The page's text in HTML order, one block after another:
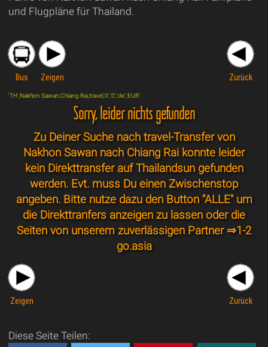
und Flugpläne für Thailand.
Bus Zeigen Zurück
'TH',Nakhon Sawan,Chiang Rai,travel,'0','0','de','EUR'
Sorry, leider nichts gefunden
Zu Deiner Suche nach travel-Transfer von
Nakhon Sawan nach Chiang Rai konnte leider
kein Direkttransfer auf Thailandsun gefunden
werden. Evt. muss Du einen Zwischenstop
angeben. Bitte nutze dazu den Button "ALLE" um
die Direkttranfers anzeigen zu lassen oder die
Seiten von unserem zuverlässigen Partner ⇒1-2
go.asia
Zeigen Zurück
Diese Seite Teilen: